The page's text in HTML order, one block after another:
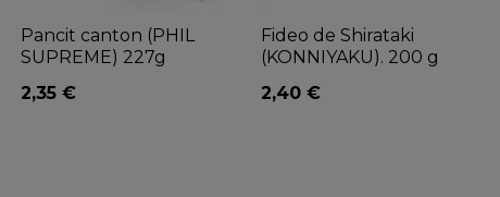
Pancit canton (PHIL
SUPREME) 227g
2,35 €
Fideo de Shirataki
(KONNIYAKU). 200 g
2,40 €